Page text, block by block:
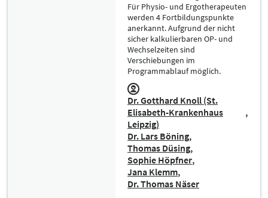
Für Physio- und Ergotherapeuten
werden 4 Fortbildungspunkte
anerkannt. Aufgrund der nicht
sicher kalkulierbaren OP- und
Wechselzeiten sind
Verschiebungen im
Programmablauf möglich.
Dr. Gotthard Knoll (St.
Elisabeth-Krankenhaus
Leipzig)
Dr. Lars Böning
Thomas Düsing
Sophie Höpfner
Jana Klemm
Dr. Thomas Näser